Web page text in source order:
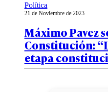
Política
21 de Noviembre de 2023
Máximo Pavez
Constitución:
etapa